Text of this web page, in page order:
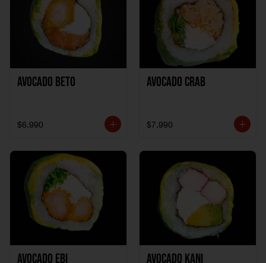
Avocado Beto
$6.990
Avocado Crab
$7.990
Avocado Ebi Avocado Kani